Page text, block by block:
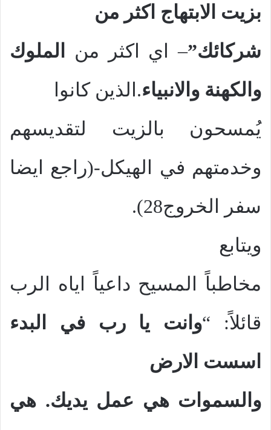
بزيت الابتهاج اكثر من
شركائك”– اي اكثر من
الملوك
والكهنة والانبياء.الذين كانوا
يُمسحون بالزيت لتقديسهم
وخدمتهم في الهيكل-(راجع ايضا
سفر الخروج28).
ويتابع
مخاطباً المسيح داعياً اياه الرب
قائلاً: “وانت يا رب في البدء
اسست الارض
والسموات هي عمل يديك. هي